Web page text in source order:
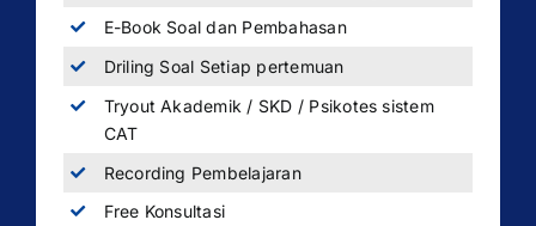
E-Book Soal dan Pembahasan
Driling Soal Setiap pertemuan
Tryout Akademik / SKD / Psikotes sistem
CAT
Recording Pembelajaran
Free Konsultasi